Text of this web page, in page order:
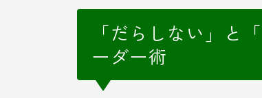
「だらしない」と
ーダー術